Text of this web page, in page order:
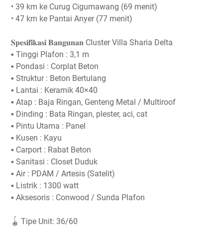
• 39 km ke Curug Cigumawang (69 menit)
• 47 km ke Pantai Anyer (77 menit)
𝐒𝐩𝐞𝐬𝐢𝐟𝐢𝐤𝐚𝐬𝐢 𝐁𝐚𝐧𝐠𝐮𝐧𝐚𝐧 Cluster Villa Sharia Delta
▪️ Tinggi Plafon : 3,1 m
▪️ Pondasi : Corplat Beton
▪️ Struktur : Beton Bertulang
▪️ Lantai : Keramik 40×40
▪️ Atap : Baja Ringan, Genteng Metal / Multiroof
▪️ Dinding : Bata Ringan, plester, aci, cat
▪️ Pintu Utama : Panel
▪️ Kusen : Kayu
▪️ Carport : Rabat Beton
▪️ Sanitasi : Closet Duduk
▪️ Air : PDAM / Artesis (Satelit)
▪️ Listrik : 1300 watt
▪️ Aksesoris : Conwood / Sunda Plafon
🪀 Tipe Unit: 36/60